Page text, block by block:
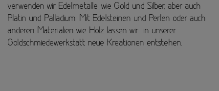
Kundenmeinungen
Kontakt
verwenden wir Edelmetalle, wie Gold und Silber, aber auch
Platin und Palladium. Mit Edelsteinen und Perlen oder auch
anderen Materialien wie Holz lassen wir in unserer
Goldschmiedewerkstatt neue Kreationen entstehen.